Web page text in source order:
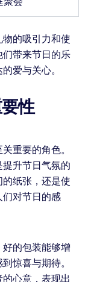
的吸引力和使
带来节日的乐
爱与关心。
性
重要的角色。
升节日气氛的
纸张，还是使
对节日的感
的包装能够增
惊喜与期待。
心意，表现出